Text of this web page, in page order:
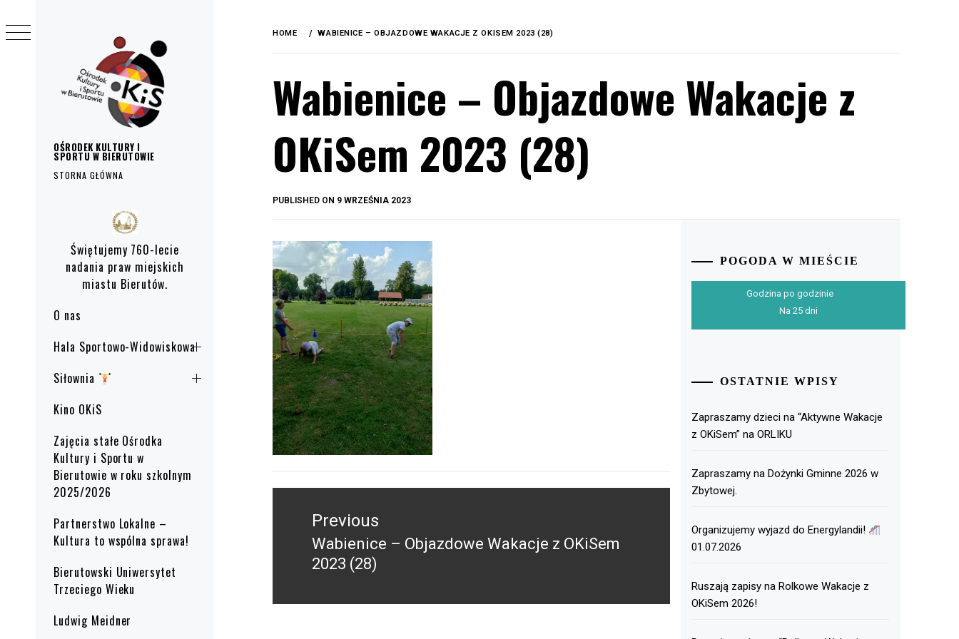
OŚRODEK KULTURY I
SPORTU W BIERUTOWIE
STORNA GŁÓWNA
Świętujemy 760-lecie
nadania praw miejskich
miastu Bierutów.
O nas
Hala Sportowo-Widowiskowa
Siłownia
Kino OKiS
Zajęcia stałe Ośrodka
Kultury i Sportu w
Bierutowie w roku szkolnym
2025/2026
Partnerstwo Lokalne –
Kultura to wspólna sprawa!
Bierutowski Uniwersytet
Trzeciego Wieku
Ludwig Meidner
HOME WABIENICE – OBJAZDOWE WAKACJE Z OKISEM 2023 (28)
Wabienice – Objazdowe Wakacje z
OKiSem 2023 (28)
PUBLISHED ON 9 WRZEŚNIA 2023
wpisuPrevious
Previous
post:
Wabienice – Objazdowe Wakacje z OKiSem
2023 (28)
POGODA W MIEŚCIE
Godzina po godzinie
Na 25 dni
OSTATNIE WPISY
Zapraszamy dzieci na “Aktywne Wakacje
z OKiSem” na ORLIKU
Zapraszamy na Dożynki Gminne 2026 w
Zbytowej.
Organizujemy wyjazd do Energylandii!
01.07.2026
Ruszają zapisy na Rolkowe Wakacje z
OKiSem 2026!